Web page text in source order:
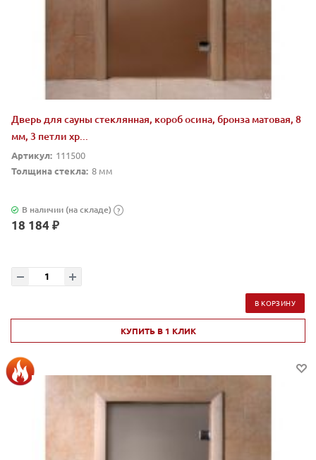
Дверь для сауны стеклянная, короб осина, бронза матовая, 8
мм, 3 петли хр...
Артикул: 111500
Толщина стекла: 8 мм
В наличии (на складе) ?
18 184 ₽
В КОРЗИНУ
КУПИТЬ В 1 КЛИК